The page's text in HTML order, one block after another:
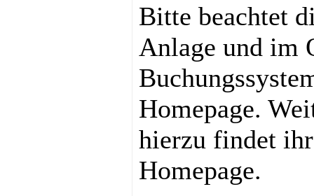
Bitte beachtet
Anlage und im
Homepage.
hierzu findet
Homepage.